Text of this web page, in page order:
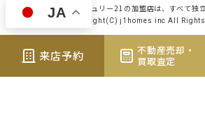
センチュリー21の加盟店は、すべて独
Copyright(C) j1homes inc All
来店予約
不動産売却・
買取査定
JA